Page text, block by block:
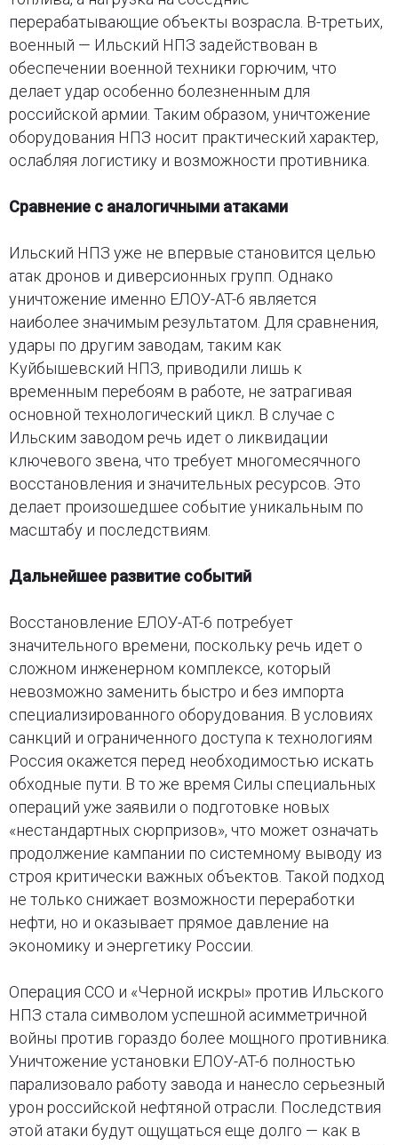
перерабатывающие объекты возрасла. В-третьих,
военный — Ильский НПЗ задействован в
обеспечении военной техники горючим, что
делает удар особенно болезненным для
российской армии. Таким образом, уничтожение
оборудования НПЗ носит практический характер,
ослабляя логистику и возможности противника.
Сравнение с аналогичными атаками
Ильский НПЗ уже не впервые становится целью
атак дронов и диверсионных групп. Однако
уничтожение именно ЕЛОУ-AT-6 является
наиболее значимым результатом. Для сравнения,
удары по другим заводам, таким как
Куйбышевский НПЗ, приводили лишь к
временным перебоям в работе, не затрагивая
основной технологический цикл. В случае с
Ильским заводом речь идет о ликвидации
ключевого звена, что требует многомесячного
восстановления и значительных ресурсов. Это
делает произошедшее событие уникальным по
масштабу и последствиям.
Дальнейшее развитие событий
Восстановление ЕЛОУ-AT-6 потребует
значительного времени, поскольку речь идет о
сложном инженерном комплексе, который
невозможно заменить быстро и без импорта
специализированного оборудования. В условиях
санкций и ограниченного доступа к технологиям
Россия окажется перед необходимостью искать
обходные пути. В то же время Силы специальных
операций уже заявили о подготовке новых
«нестандартных сюрпризов», что может означать
продолжение кампании по системному выводу из
строя критически важных объектов. Такой подход
не только снижает возможности переработки
нефти, но и оказывает прямое давление на
экономику и энергетику России.
Операция ССО и «Черной искры» против Ильского
НПЗ стала символом успешной асимметричной
войны против гораздо более мощного противника.
Уничтожение установки ЕЛОУ-AT-6 полностью
парализовало работу завода и нанесло серьезный
урон российской нефтяной отрасли. Последствия
этой атаки будут ощущаться еще долго — как в